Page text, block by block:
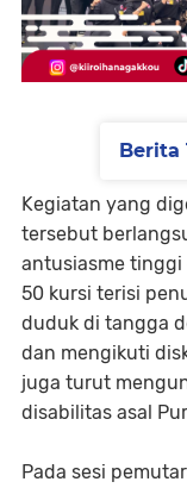
Kegiatan yang
tersebut
antusiasme tinggi
50 kursi terisi
duduk di tangga
dan mengikuti
juga turut
disabilitas asal
Pada sesi
Berita